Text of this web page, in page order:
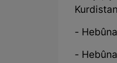
-
-